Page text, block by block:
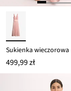
Sukienka wieczorowa
499,99 zł